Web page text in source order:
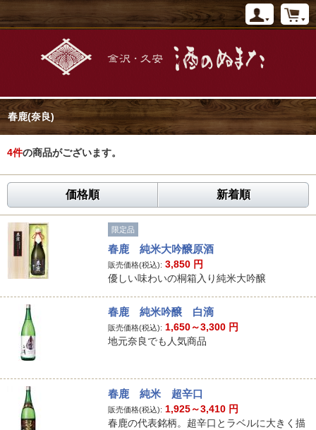
春鹿(奈良)
4件の商品がございます。
価格順 新着順
限定品
春鹿 純米大吟醸原酒
販売価格(税込): 3,850 円
優しい味わいの桐箱入り純米大吟醸
春鹿 純米吟醸 白滴
販売価格(税込): 1,650～3,300 円
地元奈良でも人気商品
春鹿 純米 超辛口
販売価格(税込): 1,925～3,410 円
春鹿の代表銘柄。超辛口とラベルに大きく描